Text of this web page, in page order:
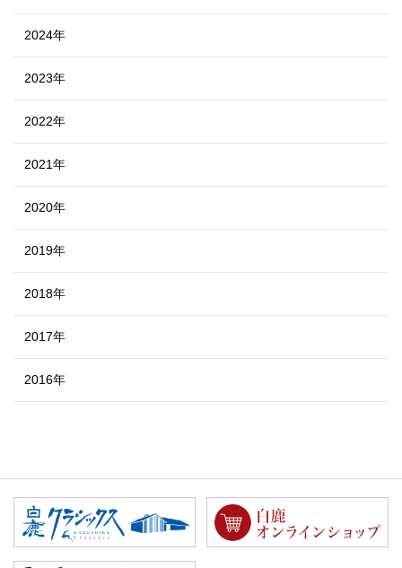
2024年
2023年
2022年
2021年
2020年
2019年
2018年
2017年
2016年